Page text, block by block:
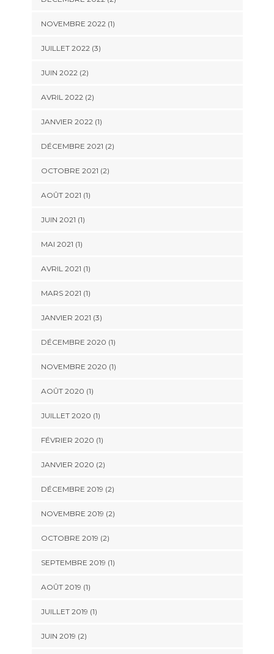
NOVEMBRE 2022(1)
JUILLET 2022(3)
JUIN 2022(2)
AVRIL 2022(2)
JANVIER 2022(1)
DÉCEMBRE 2021 (2)
OCTOBRE 2021 (2)
AOÛT 2021 (1)
JUIN 2021 (1)
MAI 2021 (1)
AVRIL 2021 (1)
MARS 2021 (1)
JANVIER 2021 (3)
DÉCEMBRE 2020 (1)
NOVEMBRE 2020 (1)
AOÛT 2020 (1)
JUILLET 2020 (1)
FÉVRIER 2020 (1)
JANVIER 2020 (2)
DÉCEMBRE 2019 (2)
NOVEMBRE 2019 (2)
OCTOBRE 2019 (2)
SEPTEMBRE 2019 (1)
AOÛT 2019 (1)
JUILLET 2019 (1)
JUIN 2019 (2)